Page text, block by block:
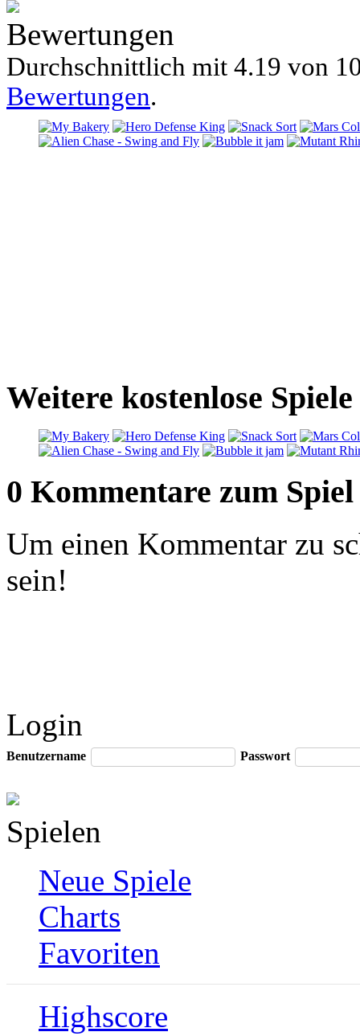
Bewertungen
Durchschnittlich mit 4.19 von
Bewertungen.
Weitere kostenlose
0 Kommentare zum Spiel
Um einen Kommentar zu
sein!
Login
Benutzername Passwort
Spielen
Neue Spiele
Charts
Favoriten
Highscore